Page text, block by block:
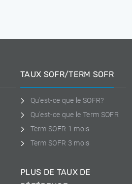
TAUX SOFR/TERM SOFR
Qu'est-ce que le SOFR?
Qu'est-ce que le Term SOFR
Term SOFR 1 mois
Term SOFR 3 mois
PLUS DE TAUX DE